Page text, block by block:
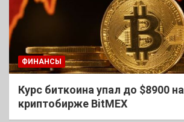
ФИНАНСЫ
Курс биткоина упал до $8900 на
криптобирже BitMEX